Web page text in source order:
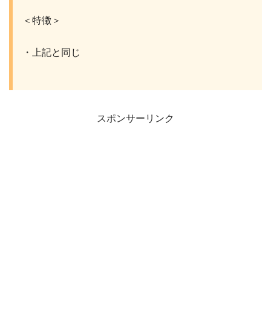
＜特徴＞
・上記と同じ
スポンサーリンク